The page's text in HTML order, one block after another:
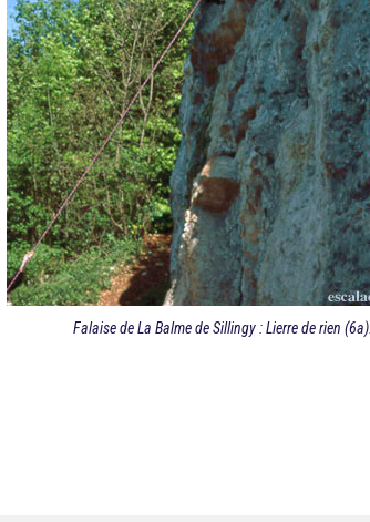
Falaise de La Balme de Sillingy : Lierre de rien (6a).